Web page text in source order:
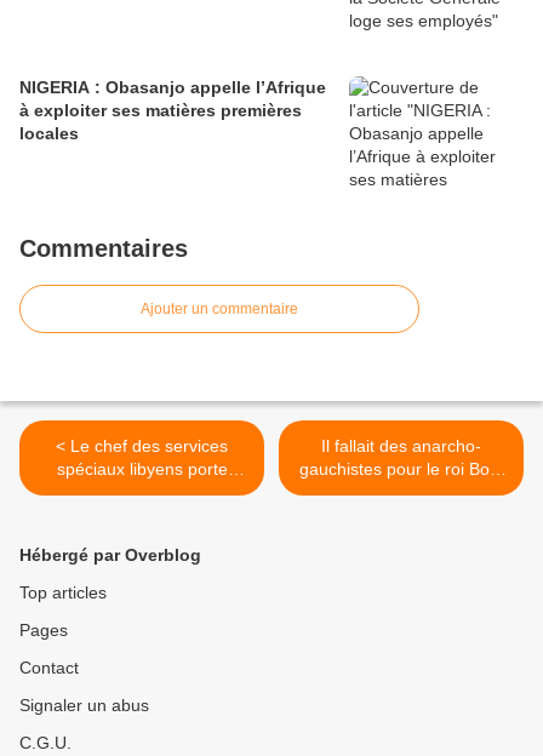
NIGERIA : Obasanjo appelle l’Afrique
à exploiter ses matières premières
locales
Commentaires
Ajouter un commentaire
< Le chef des services
spéciaux libyens porte
plainte contre Jeune Afrique
Il fallait des anarcho-
gauchistes pour le roi Boni
1er !!! >
Hébergé par Overblog
Top articles
Pages
Contact
Signaler un abus
C.G.U.